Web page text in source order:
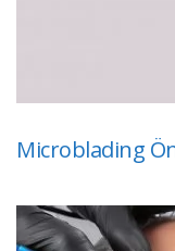
Microblading